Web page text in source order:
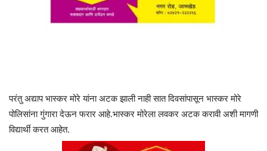
परंतु अद्याप भास्कर मोरे यांना अटक झाली नाही सात दिवसांपासून भास्कर मोरे
पोलिसांना गुंगारा देऊन फरार आहे.भास्कर मोरेला लवकर अटक करावी अशी मागणी
विद्यार्थी करत आहेत.